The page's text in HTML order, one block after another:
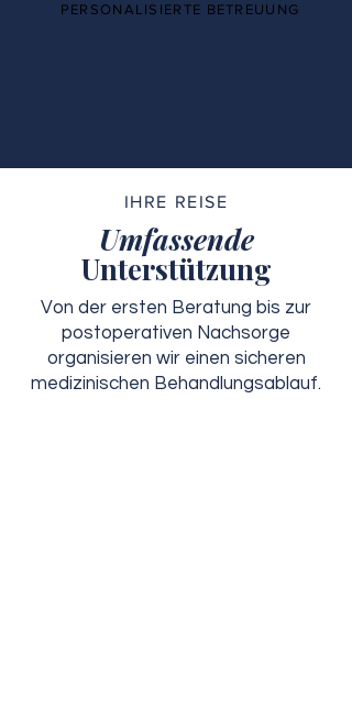
PERSONALISIERTE BETREUUNG
IHRE REISE
Umfassende
Unterstützung
Von der ersten Beratung bis zur
postoperativen Nachsorge
organisieren wir einen sicheren
medizinischen Behandlungsablauf.